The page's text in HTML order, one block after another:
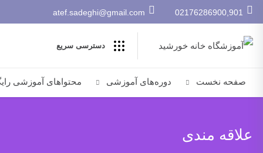
02176286900,901
atef.sadeghi@gmail.com
دسترسی سریع
صفحه نخست دوره‌های آموزشی محتواهای آموزشی
علاقه مندی